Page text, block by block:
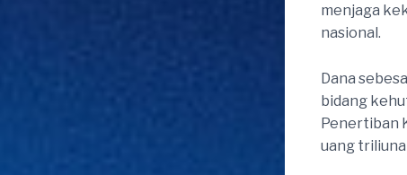
menjaga
nasional.
Dana
bidang
Penertiban
uang